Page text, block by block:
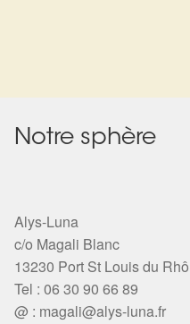
Notre sphère
Alys-Luna
c/o Magali Blanc
13230 Port St Louis du
Tel : 06 30 90 66 89
@ : magali@alys-luna.fr